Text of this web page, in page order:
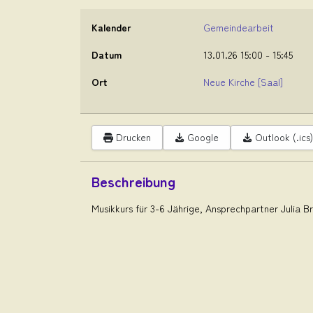
Kalender
Gemeindearbeit
Datum
13.01.26 15:00 - 15:45
Ort
Neue Kirche [Saal]
Drucken Google Outlook (.ics)
Beschreibung
Musikkurs für 3-6 Jährige, Ansprechpartner Julia